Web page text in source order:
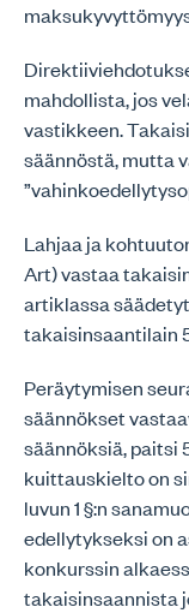
mahdollista, jos
vastikkeen.
säännöstä, mutta
Lahjaa ja
Art) vastaa
artiklassa
takaisinsaantilain
Peräytymisen
säännökset
säännöksiä, paitsi
kuittauskielto on
luvun 1 §:n
edellytykseksi on
konkurssin
takaisinsaannista